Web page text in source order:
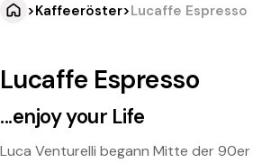
>Kaffeeröster>Lucaffe Espresso
Lucaffe Espresso
...enjoy your Life
Luca Venturelli begann Mitte der 90er